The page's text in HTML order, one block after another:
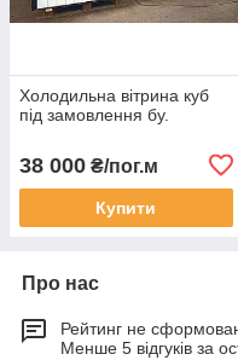
Холодильна вітрина куб
під замовлення бу.
38 000 ₴/пог.м
Купити
Про нас
Рейтинг не
Менше 5 відгуків за